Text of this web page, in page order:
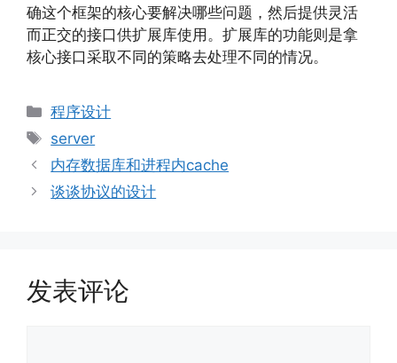
确这个框架的核心要解决哪些问题，然后提供灵活
而正交的接口供扩展库使用。扩展库的功能则是拿
核心接口采取不同的策略去处理不同的情况。
分
程序设计
标
签
server
内存数据库和进程内cache
谈谈协议的设计
发表评论